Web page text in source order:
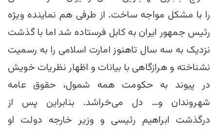
را با مشکل مواجه ساخت. از طرفی هم نماینده ویژه
رئیس جمهور ایران به کابل فرستاده شد اما با گذشت
نزدیک به سه سال تاهنوز امارت اسلامی را به رسمیت
نشناخته و هرازگاهی با بیانات و اظهار نظریات خویش
در پیوند به حکومت همه شمول، حقوق عامه
شهروندان و… دل می‌خراشد. بنابراین پس از
درگذشت ابراهیم رئیسی و وزیر خارجه دولت او